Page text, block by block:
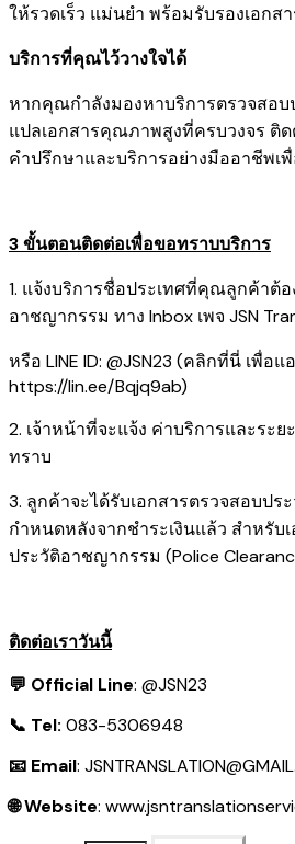
ให้รวดเร็ว แม่นยำ พร้อมรับรองเอกส
บริการที่คุณไว้วางใจได้
หากคุณกำลังมองหาบริการตรวจสอ
แปลเอกสารคุณภาพสูงที่ครบวงจร ติด
คำปรึกษาและบริการอย่างมืออาชีพ
3 ขั้นตอนติดต่อเพื่อขอทราบบริการ
1. แจ้งบริการชื่อประเทศที่คุณลูกค้าต้
อาชญากรรม ทาง Inbox เพจ JSN
หรือ LINE ID: @JSN23 (คลิกที่นี่ เพื่อแ
https://lin.ee/Bqjq9ab)
2. เจ้าหน้าที่จะแจ้ง ค่าบริการและระย
ทราบ
3. ลูกค้าจะได้รับเอกสารตรวจสอบป
กำหนดหลังจากชำระเงินแล้ว สำหรับ
ประวัติอาชญากรรม (Police
ติดต่อเราวันนี้
💬 Official Line: @JSN23
📞 Tel: 083-5306948
📧 Email:
🌐 Website: